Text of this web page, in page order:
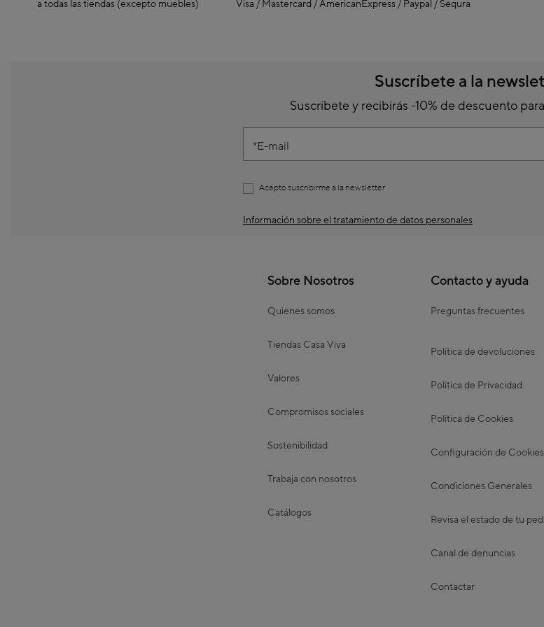
a todas las tiendas (excepto muebles) Visa / Mastercard / AmericanExpress / Paypal / Sequra
Suscríbete a la
Suscríbete y recibirás -10% de descuento
E-mail
Acepto suscribirme a la newsletter
Información sobre el tratamiento de datos personales
Sobre Nosotros
Quienes somos
Tiendas Casa Viva
Valores
Compromisos sociales
Sostenibilidad
Trabaja con nosotros
Catálogos
Contacto y ayuda
Preguntas frecuentes
Política de devoluciones
Política de Privacidad
Política de Cookies
Configuración de Cookies
Condiciones Generales
Revisa el estado de tu
Canal de denuncias
Contactar